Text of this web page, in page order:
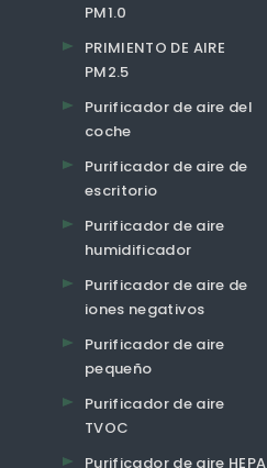
PM1.0
PRIMIENTO DE AIRE
PM2.5
Purificador de aire del
coche
Purificador de aire de
escritorio
Purificador de aire
humidificador
Purificador de aire de
iones negativos
Purificador de aire
pequeño
Purificador de aire
TVOC
Purificador de aire HEPA